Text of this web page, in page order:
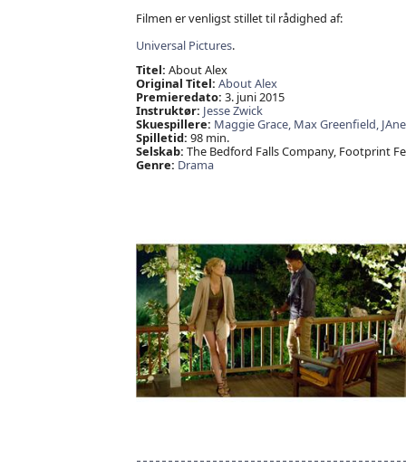
Filmen er venligst stillet til rådighed af:
Universal Pictures.
Titel: About Alex
Original Titel: About Alex
Premieredato: 3. juni 2015
Instruktør: Jesse Zwick
Skuespillere: Maggie Grace, Max Greenfield,
Spilletid: 98 min.
Selskab: The Bedford Falls Company, Footprint
Genre: Drama